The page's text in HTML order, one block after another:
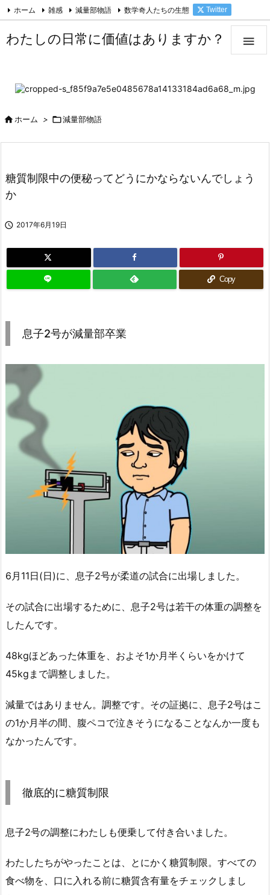

ホーム 雑感 減量部物語 数学奇人たちの生態 Twitter
わたしの日常に価値はありますか？
ホーム > 減量部物語
糖質制限中の便秘ってどうにかならないんでしょう
か
 2017年6月19日
Copy
息子2号が減量部卒業
6月11日(日)に、息子2号が柔道の試合に出場しました。
その試合に出場するために、息子2号は若干の体重の調整を
したんです。
48kgほどあった体重を、およそ1か月半くらいをかけて
45kgまで調整しました。
減量ではありません。調整です。その証拠に、息子2号はこ
の1か月半の間、腹ペコで泣きそうになることなんか一度も
なかったんです。
徹底的に糖質制限
息子2号の調整にわたしも便乗して付き合いました。
わたしたちがやったことは、とにかく糖質制限。すべての
食べ物を、口に入れる前に糖質含有量をチェックしまし